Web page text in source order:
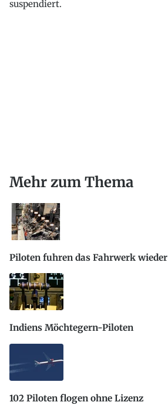
suspendiert.
Mehr zum Thema
Piloten fuhren das Fahrwerk
Indiens Möchtegern-Piloten
102 Piloten flogen ohne Lizenz